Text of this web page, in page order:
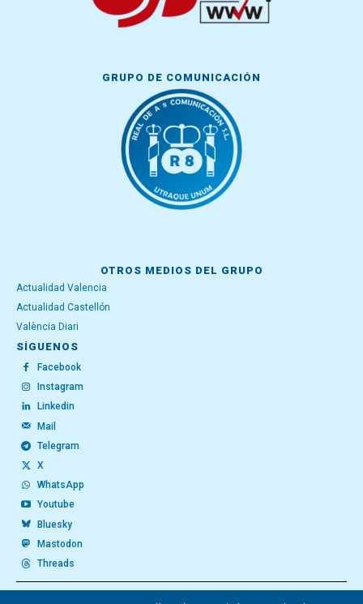
GRUPO DE COMUNICACIÓN
OTROS MEDIOS DEL GRUPO
Actualidad Valencia
Actualidad Castellón
València Diari
SÍGUENOS
Facebook
Instagram
Linkedin
Mail
Telegram
X
WhatsApp
Youtube
Bluesky
Mastodon
Threads